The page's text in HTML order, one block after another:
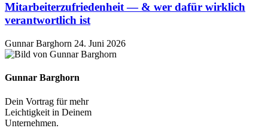
Mitarbeiterzufriedenheit — & wer dafür wirklich
verantwortlich ist
Gunnar Barghorn 24. Juni 2026
Gunnar Barghorn
Dein Vortrag für mehr
Leichtigkeit in Deinem
Unternehmen.